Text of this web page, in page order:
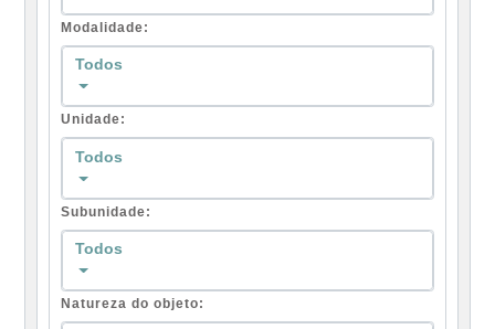
Modalidade:
Todos
Unidade:
Todos
Subunidade:
Todos
Natureza do objeto: